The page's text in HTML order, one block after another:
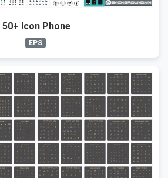
50+ Icon Phone
EPS